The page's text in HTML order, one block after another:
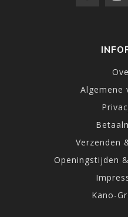
Algemene
Verzenden
Openingstijden
Kano-